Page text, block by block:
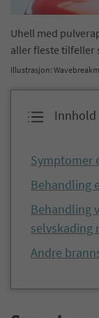
Uhell med
aller fleste tilfeller
Illustrasjon:
Innhold
Symptomer
Behandling
Behandling
selvskading
Andre